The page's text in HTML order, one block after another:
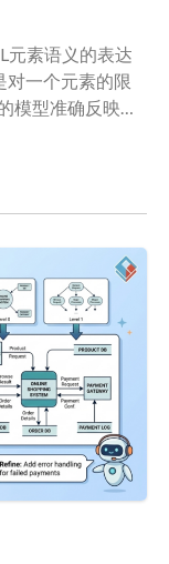
元素语义的表达
一个元素的限
模型准确反映业
户自定义的使用
语言表述
制之一——与构造
括号包围的字符
关键概念：理解
是布尔表达式，
语言构造所施加
都必须求值为真.
元素附近它限制
范，而无需图形
属性 {有序}, {唯
至少有一个经理}
工资